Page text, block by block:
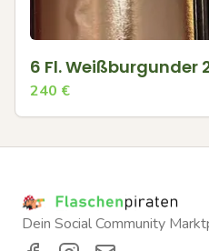
6 Fl. Weißburgunder
240 €
Dein Social Community